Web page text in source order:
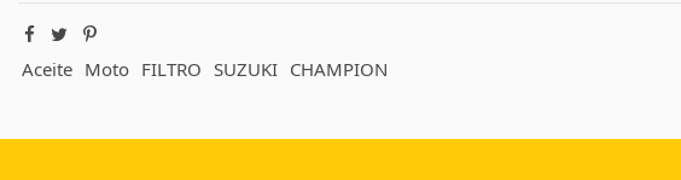
Aceite Moto FILTRO SUZUKI CHAMPION